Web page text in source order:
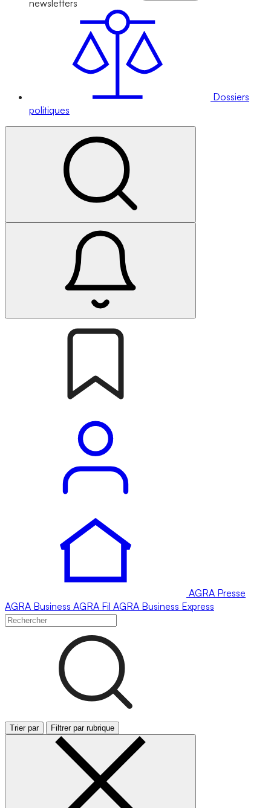
newsletters
Dossiers
politiques
AGRA Presse
AGRA Business AGRA Fil AGRA Business Express
Trier par Filtrer par rubrique